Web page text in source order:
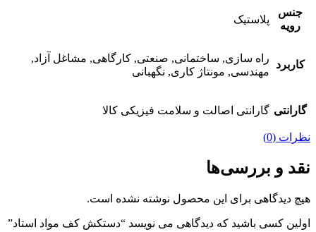
جنس
رویه
پلاستیک
کاربرد
راه سازی, ساختمانی, صنعتی, کارگاهی, مشاغل آزاد,
مهندسی, مونتاژ کاری, نگهبانی
گارانتی گارانتی اصالت و سلامت فیزیکی کالا
نظرات (0)
نقد و بررسی‌ها
هیچ دیدگاهی برای این محصول نوشته نشده است.
اولین کسی باشید که دیدگاهی می نویسد “دستکش کف مواد استاد”